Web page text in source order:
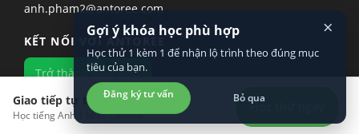
Giao tiếp tự tin hơn?
Học tiếng Anh 1 kèm 1 online!
Học thử ngay
anh.pham2@antoree.com
KẾT NỐI VỚI ANTOREE
Trở thành giáo viên
KHÁM PHÁ
×
Gợi ý khóa học phù hợp
Học thử 1 kèm 1 để nhận lộ trình theo đúng mục
tiêu của bạn.
Đăng ký tư vấn Bỏ qua